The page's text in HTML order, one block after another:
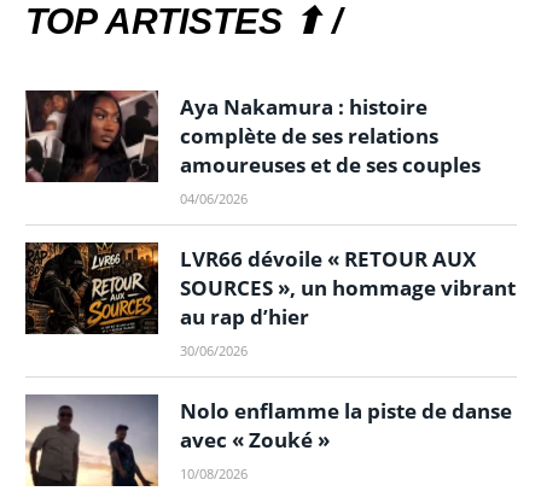
TOP ARTISTES ⬆ /
Aya Nakamura : histoire
complète de ses relations
amoureuses et de ses couples
04/06/2026
LVR66 dévoile « RETOUR AUX
SOURCES », un hommage vibrant
au rap d’hier
30/06/2026
Nolo enflamme la piste de danse
avec « Zouké »
10/08/2026